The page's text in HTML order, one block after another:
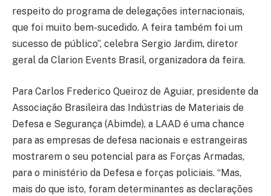
respeito do programa de delegações internacionais,
que foi muito bem-sucedido. A feira também foi um
sucesso de público”, celebra Sergio Jardim, diretor
geral da Clarion Events Brasil, organizadora da feira.
Para Carlos Frederico Queiroz de Aguiar, presidente da
Associação Brasileira das Indústrias de Materiais de
Defesa e Segurança (Abimde), a LAAD é uma chance
para as empresas de defesa nacionais e estrangeiras
mostrarem o seu potencial para as Forças Armadas,
para o ministério da Defesa e forças policiais. “Mas,
mais do que isto, foram determinantes as declarações